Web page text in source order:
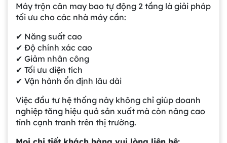
Máy trộn cân may bao tự động 2 tầng là giải pháp
tối ưu cho các nhà máy cần:
✔ Năng suất cao
✔ Độ chính xác cao
✔ Giảm nhân công
✔ Tối ưu diện tích
✔ Vận hành ổn định lâu dài
Việc đầu tư hệ thống này không chỉ giúp doanh
nghiệp tăng hiệu quả sản xuất mà còn nâng cao
tính cạnh tranh trên thị trường.
Gia công bồn khuấy, silo chứa nguyên liệu
tại công ty Á Âu
Bồn khuấy công nghiệp là gì? Ứng dụng, cấu
tạo và cách chọn mua hiệu quả
Bồn Khuấy Phụ Gia Sơn - Giải Pháp Tối Ưu
Cho Ngành Sơn Phủ
Dự án máy khuấy trộn bồn bể công nghiệp